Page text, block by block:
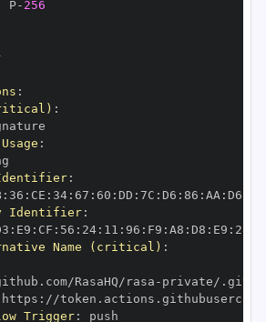
P- 256
:
:
:
:
: 36 : CE : 34: 67 : 60 : DD : 7C : D6 : 86 : AA : D6
Identifier:
: E9 : CF : 56 : 24: 11 : 96 : F9 : A8 : D8 : E9 : 28
Name (critical) :
RasaHQ/rasa - private/
https :
Trigger: